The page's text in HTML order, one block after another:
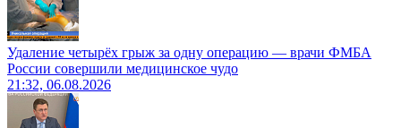
Удаление четырёх грыж за одну операцию — врачи ФМБА
России совершили медицинское чудо
21:32, 06.08.2026